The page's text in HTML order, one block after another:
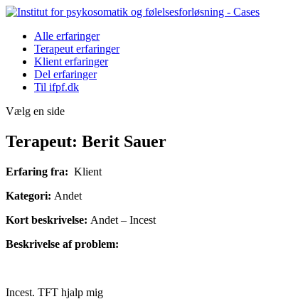
Alle erfaringer
Terapeut erfaringer
Klient erfaringer
Del erfaringer
Til ifpf.dk
Vælg en side
Terapeut: Berit Sauer
Erfaring fra: Klient
Kategori: Andet
Kort beskrivelse: Andet – Incest
Beskrivelse af problem:
Incest. TFT hjalp mig